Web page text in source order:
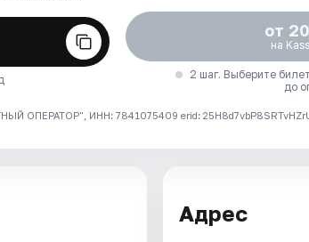
от
на
2 шаг. Выберите
до
ОПЕРАТОР", ИНН: 7841075409 erid:
Адрес